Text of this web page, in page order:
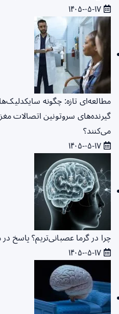
مطالعه‌ای تازه: چگونه
گیرنده‌های سروتونین اتصالات
می‌کنند؟
چرا در گرما عصبانی‌تریم؟ پاسخ